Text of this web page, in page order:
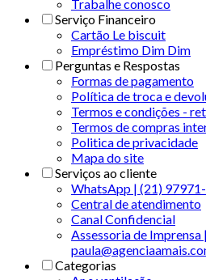
Trabalhe conosco
Serviço Financeiro
Cartão Le biscuit
Empréstimo Dim Dim
Perguntas e Respostas
Formas de pagamento
Política de troca e
Termos e condições -
Termos de compras
Politica de privacidade
Mapa do site
Serviços ao cliente
WhatsApp | (21)
Central de atendimento
Canal Confidencial
Assessoria de Imprensa |
Categorias